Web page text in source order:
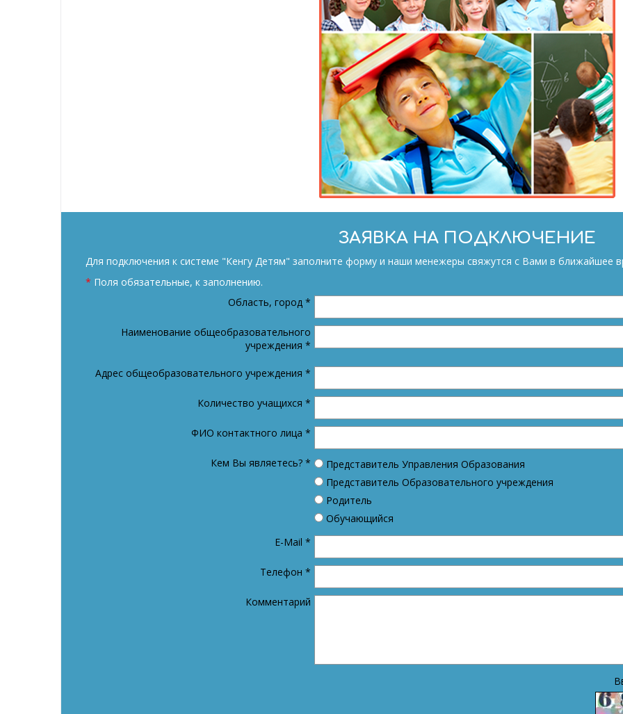
ЗАЯВКА НА ПОДКЛЮЧЕНИЕ
Для подключения к системе "Кенгу Детям" заполните форму и наши менежеры свяжутся с Вами в ближайшее
* Поля обязательные, к заполнению.
Область, город*
Наименование общеобразовательного
учреждения*
Адрес общеобразовательного учреждения*
Количество учащихся*
ФИО контактного лица*
Кем Вы являетесь?*
Представитель Управления Образования
Представитель Образовательного учреждения
Родитель
Обучающийся
E-Mail*
Телефон*
Комментарий